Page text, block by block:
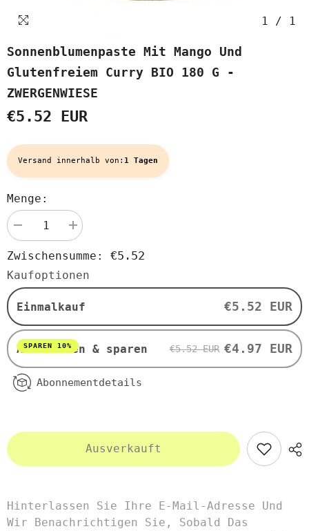
1 / 1
Sonnenblumenpaste Mit Mango Und
Glutenfreiem Curry BIO 180 G -
ZWERGENWIESE
€5.52 EUR
Versand innerhalb von: 1 Tagen
Menge:
verringern
für
Sonnenblumenpaste
mit
Mango
und
glutenfreiem
Curry
BIO
180
g
-
ZWERGENWIESE
Menge
erhöhen
Sonnenblumenpaste
mit
Mango
und
glutenfreiem
Curry
BIO
180
g
-
ZWERGENWIESE
Zwischensumme: €5.52
Kaufoptionen
Einmalkauf €5.52 EUR
Abonnieren & sparen
SPAREN 10% €5.52 EUR €4.97 EUR
Abonnementdetails
Ausverkauft
Hinterlassen Sie Ihre E-Mail-Adresse Und
Wir Benachrichtigen Sie, Sobald Das